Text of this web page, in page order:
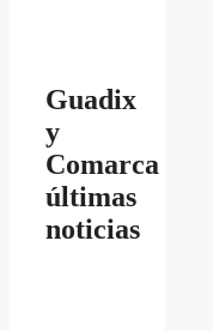
Guadix
y
Comarca
últimas
noticias